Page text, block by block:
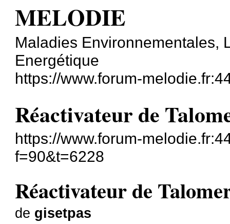
MELODIE
Maladies Environnementales,
Energétique
https://www.forum-
Réactivateur de
https://www.forum-
f=90&t=6228
Réactivateur de
de gisetpas